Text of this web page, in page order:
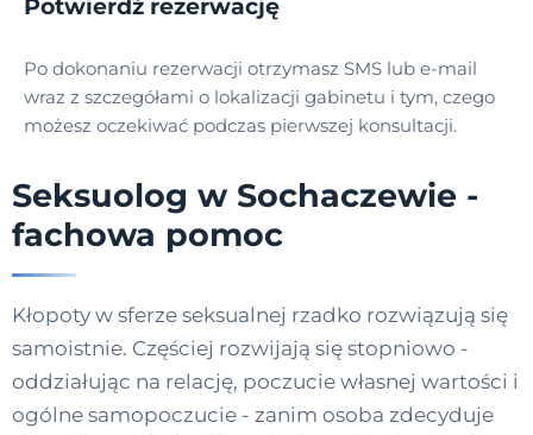
Potwierdź rezerwację
Po dokonaniu rezerwacji otrzymasz SMS lub e-mail
wraz z szczegółami o lokalizacji gabinetu i tym, czego
możesz oczekiwać podczas pierwszej konsultacji.
Seksuolog w Sochaczewie -
fachowa pomoc
Kłopoty w sferze seksualnej rzadko rozwiązują się
samoistnie. Częściej rozwijają się stopniowo -
oddziałując na relację, poczucie własnej wartości i
ogólne samopoczucie - zanim osoba zdecyduje